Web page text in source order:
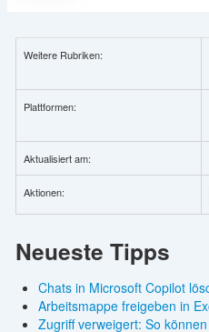
Weitere Rubriken:
Plattformen:
Aktualisiert am:
Aktionen:
Neueste Tipps
Chats in Microsoft Copilot
Arbeitsmappe freigeben in
Zugriff verweigert: So